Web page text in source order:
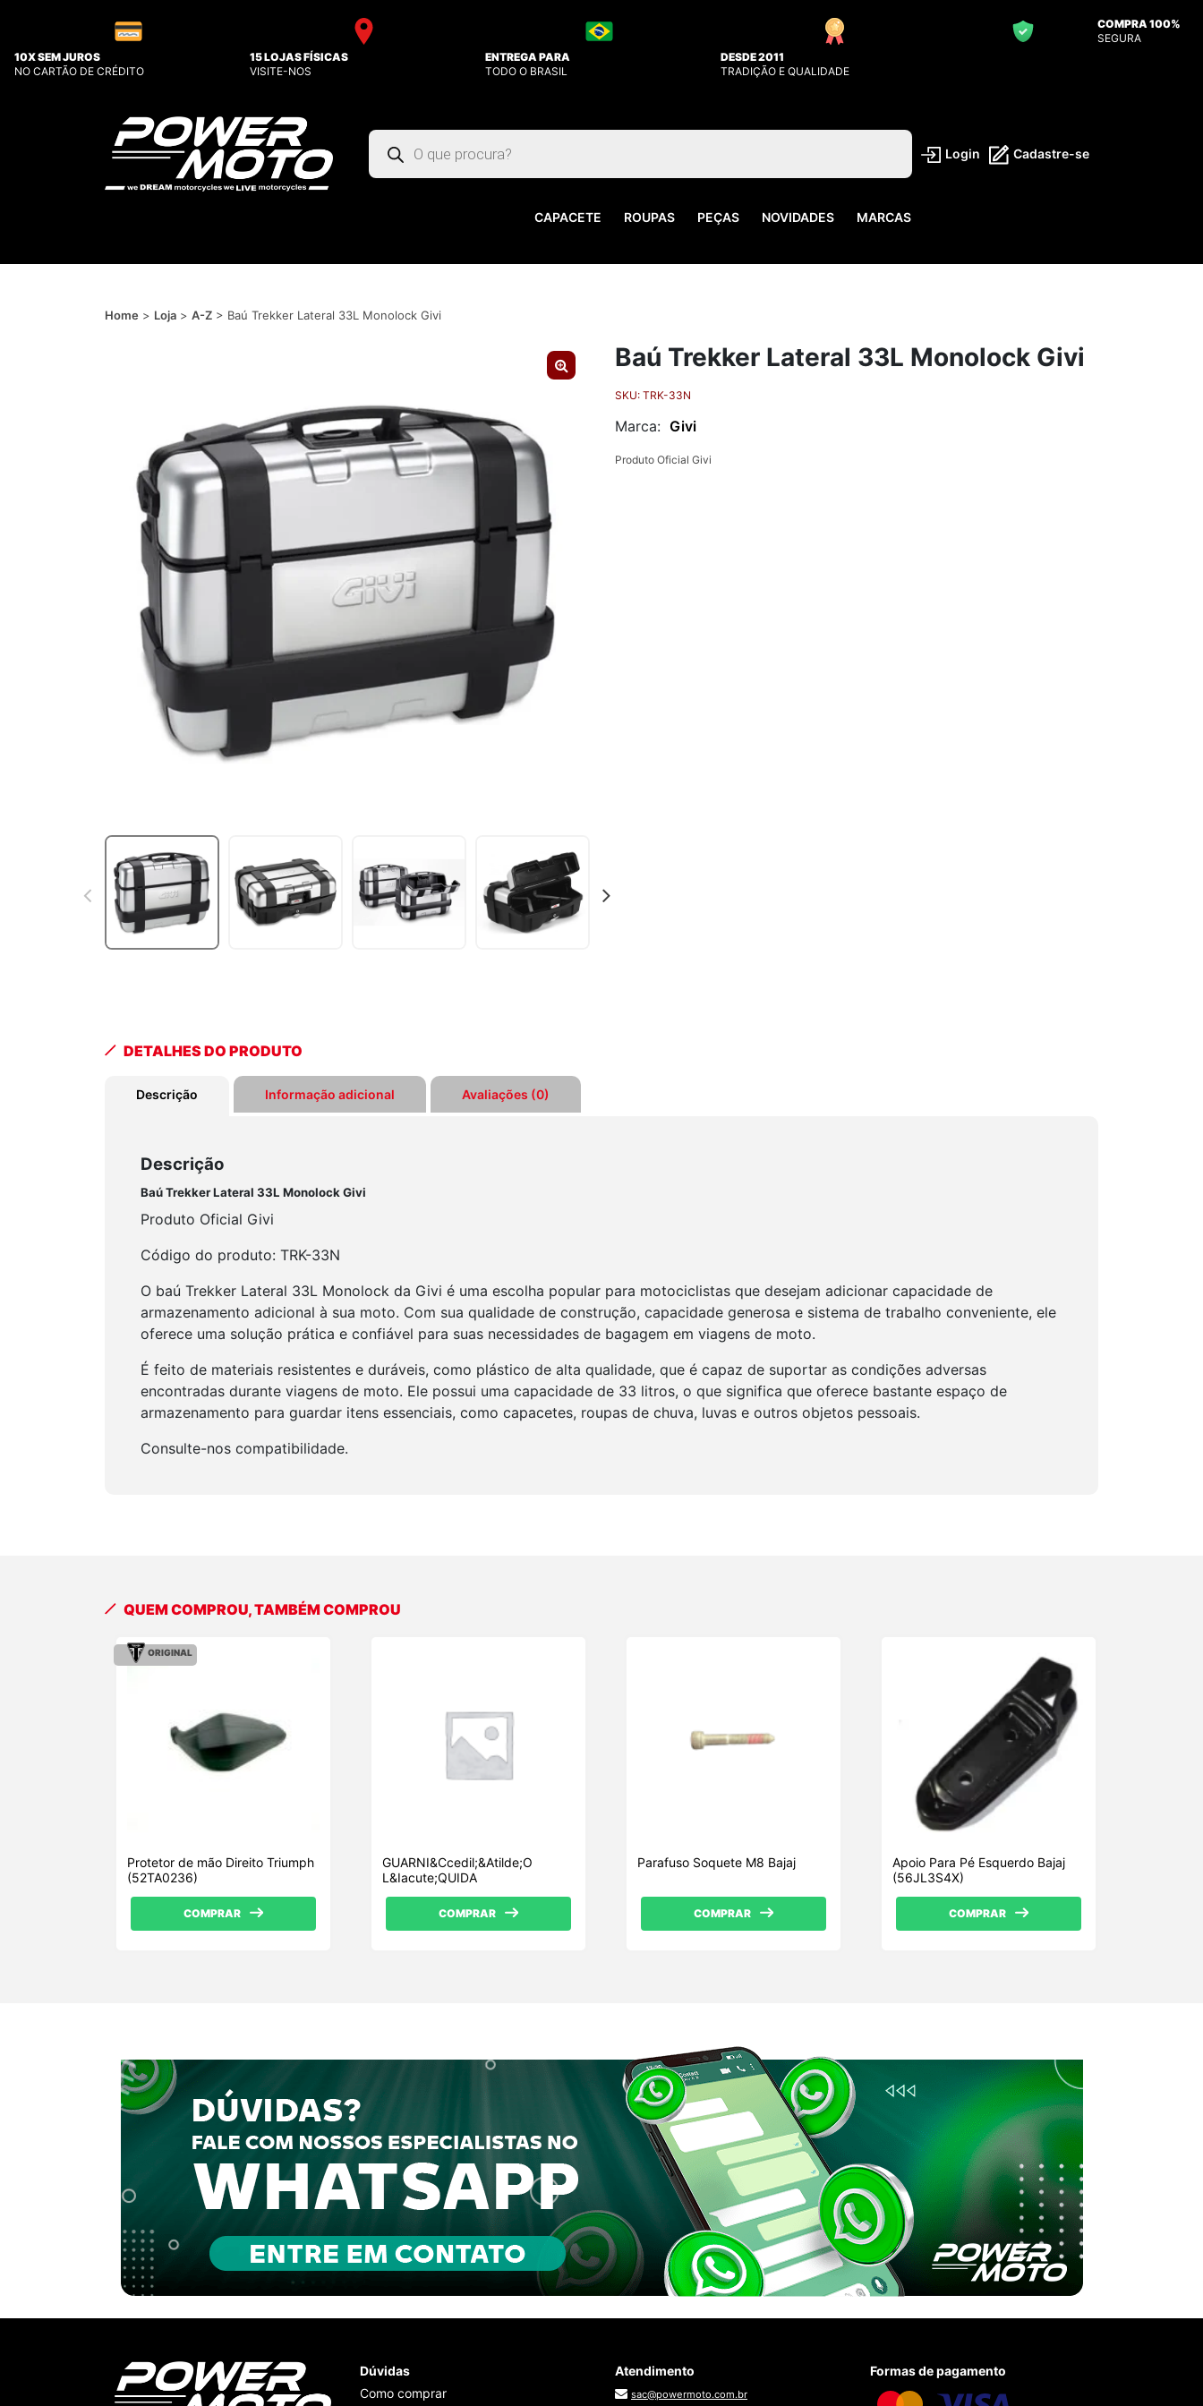
10X SEM JUROS
NO CARTÃO DE CRÉDITO
15 LOJAS FÍSICAS
VISITE-NOS
ENTREGA PARA
TODO O BRASIL
DESDE 2011
TRADIÇÃO E QUALIDADE
COMPRA 100%
SEGURA
Pesquisar
produtos
Login Cadastre-se
CAPACETE ROUPAS PEÇAS NOVIDADES MARCAS
Home > Loja > A-Z > Baú Trekker Lateral 33L Monolock Givi
Baú Trekker Lateral 33L Monolock Givi
SKU: TRK-33N
Marca: Givi
Produto Oficial Givi
DETALHES DO PRODUTO
Descrição Informação adicional Avaliações (0)
Descrição
Baú Trekker Lateral 33L Monolock Givi
Produto Oficial Givi
Código do produto: TRK-33N
O baú Trekker Lateral 33L Monolock da Givi é uma escolha popular para motociclistas que desejam adicionar capacidade de
armazenamento adicional à sua moto. Com sua qualidade de construção, capacidade generosa e sistema de trabalho conveniente, ele
oferece uma solução prática e confiável para suas necessidades de bagagem em viagens de moto.
É feito de materiais resistentes e duráveis, como plástico de alta qualidade, que é capaz de suportar as condições adversas
encontradas durante viagens de moto. Ele possui uma capacidade de 33 litros, o que significa que oferece bastante espaço de
armazenamento para guardar itens essenciais, como capacetes, roupas de chuva, luvas e outros objetos pessoais.
Consulte-nos compatibilidade.
QUEM COMPROU, TAMBÉM COMPROU
ORIGINAL
Protetor de mão Direito Triumph
(52TA0236)
COMPRAR
GUARNI&Ccedil;&Atilde;O
L&Iacute;QUIDA
COMPRAR
Parafuso Soquete M8 Bajaj
COMPRAR
Apoio Para Pé Esquerdo Bajaj
(56JL3S4X)
COMPRAR
Dúvidas
Como comprar
Atendimento
sac@powermoto.com.br
Formas de pagamento